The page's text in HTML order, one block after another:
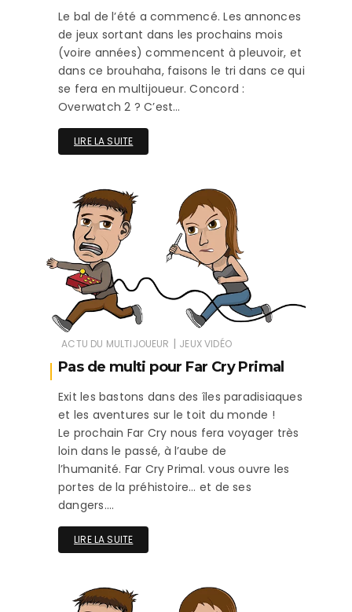
Le bal de l’été a commencé. Les annonces
de jeux sortant dans les prochains mois
(voire années) commencent à pleuvoir, et
dans ce brouhaha, faisons le tri dans ce qui
se fera en multijoueur. Concord :
Overwatch 2 ? C’est…
LIRE LA SUITE
ACTU DU MULTIJOUEUR | JEUX VIDÉO
Pas de multi pour Far Cry Primal
Exit les bastons dans des îles paradisiaques
et les aventures sur le toit du monde !
Le prochain Far Cry nous fera voyager très
loin dans le passé, à l’aube de
l’humanité. Far Cry Primal. vous ouvre les
portes de la préhistoire… et de ses
dangers….
LIRE LA SUITE